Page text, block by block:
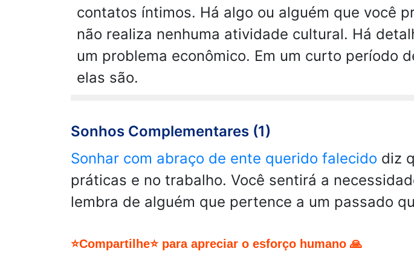
contatos íntimos. Há algo ou alguém que você
não realiza nenhuma atividade cultural. Há
um problema econômico. Em um curto período
elas são.
Sonhos Complementares (1)
Sonhar com abraço de ente querido falecido diz
práticas e no trabalho. Você sentirá a
lembra de alguém que pertence a um passado
⭐Compartilhe⭐ para apreciar o esforço humano 🙏